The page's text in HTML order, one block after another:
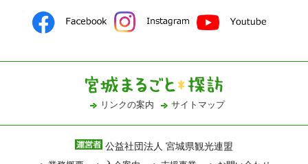
リンクの案内 サイトマップ
公益社団法人 宮城県観光連盟